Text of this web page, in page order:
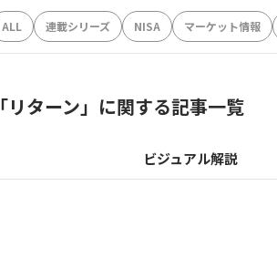
ALL 連載シリーズ NISA マーケット情報
「リターン」に関する記事一覧
ビジュアル解説